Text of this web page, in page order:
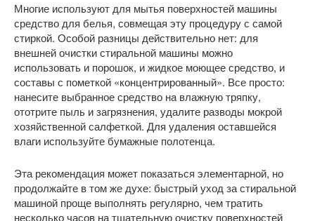
Многие используют для мытья поверхностей машины
средство для белья, совмещая эту процедуру с самой
стиркой. Особой разницы действительно нет: для
внешней очистки стиральной машины можно
использовать и порошок, и жидкое моющее средство, и
составы с пометкой «концентрированный». Все просто:
нанесите выбранное средство на влажную тряпку,
ототрите пыль и загрязнения, удалите разводы мокрой
хозяйственной салфеткой. Для удаления оставшейся
влаги используйте бумажные полотенца.
Эта рекомендация может показаться элементарной, но
продолжайте в том же духе: быстрый уход за стиральной
машиной проще выполнять регулярно, чем тратить
несколько часов на тщательную очистку поверхностей